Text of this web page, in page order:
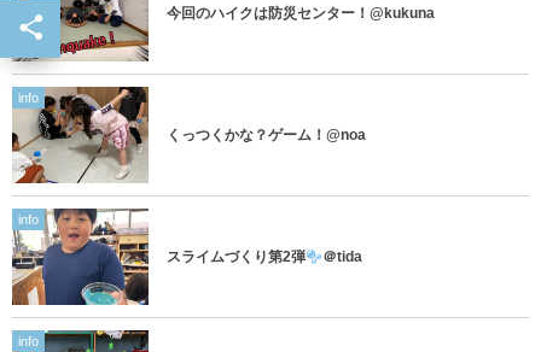
今回のハイクは防災センター！@kukuna
info
くっつくかな？ゲーム！@noa
info
スライムづくり第2弾 ＠tida
info